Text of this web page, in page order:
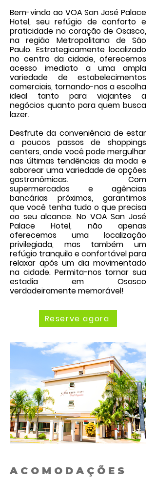
Bem-vindo ao VOA San José Palace
Hotel, seu refúgio de conforto e
praticidade no coração de Osasco,
na região Metropolitana de São
Paulo. Estrategicamente localizado
no centro da cidade, oferecemos
acesso imediato a uma ampla
variedade de estabelecimentos
comerciais, tornando-nos a escolha
ideal tanto para viajantes a
negócios quanto para quem busca
lazer.
Desfrute da conveniência de estar
a poucos passos de shoppings
centers, onde você pode mergulhar
nas últimas tendências da moda e
saborear uma variedade de opções
gastronômicas. Com
supermercados e agências
bancárias próximos, garantimos
que você tenha tudo o que precisa
ao seu alcance. No VOA San José
Palace Hotel, não apenas
oferecemos uma localização
privilegiada, mas também um
refúgio tranquilo e confortável para
relaxar após um dia movimentado
na cidade. Permita-nos tornar sua
estadia em Osasco
verdadeiramente memorável!
Reserve agora
ACOMODAÇÕES